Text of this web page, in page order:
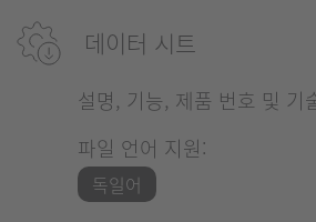
데이터 시트
설명, 기능, 제품 번호 및 기
파일 언어 지원:
독일어